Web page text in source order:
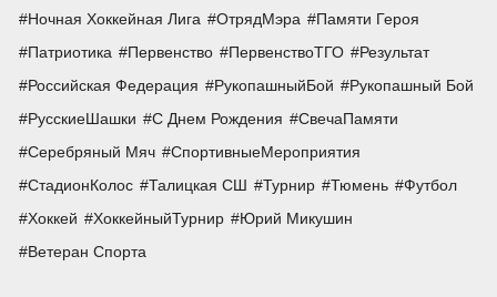
Ночная Хоккейная Лига
ОтрядМэра
Памяти Героя
Патриотика
Первенство ПервенствоТГО
Результат
Российская Федерация
РукопашныйБой
Рукопашный Бой
РусскиеШашки
С Днем Рождения
СвечаПамяти
Серебряный Мяч
СпортивныеМероприятия
СтадионКолос
Талицкая СШ Турнир Тюмень
Футбол
Хоккей
ХоккейныйТурнир
Юрий Микушин
Ветеран Спорта